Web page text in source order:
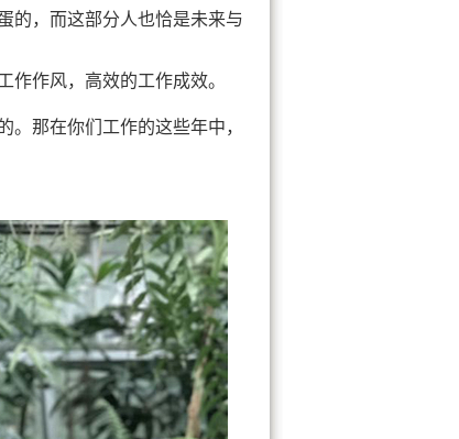
的，而这部分人也恰是未来与
作风，高效的工作成效。
那在你们工作的这些年中，